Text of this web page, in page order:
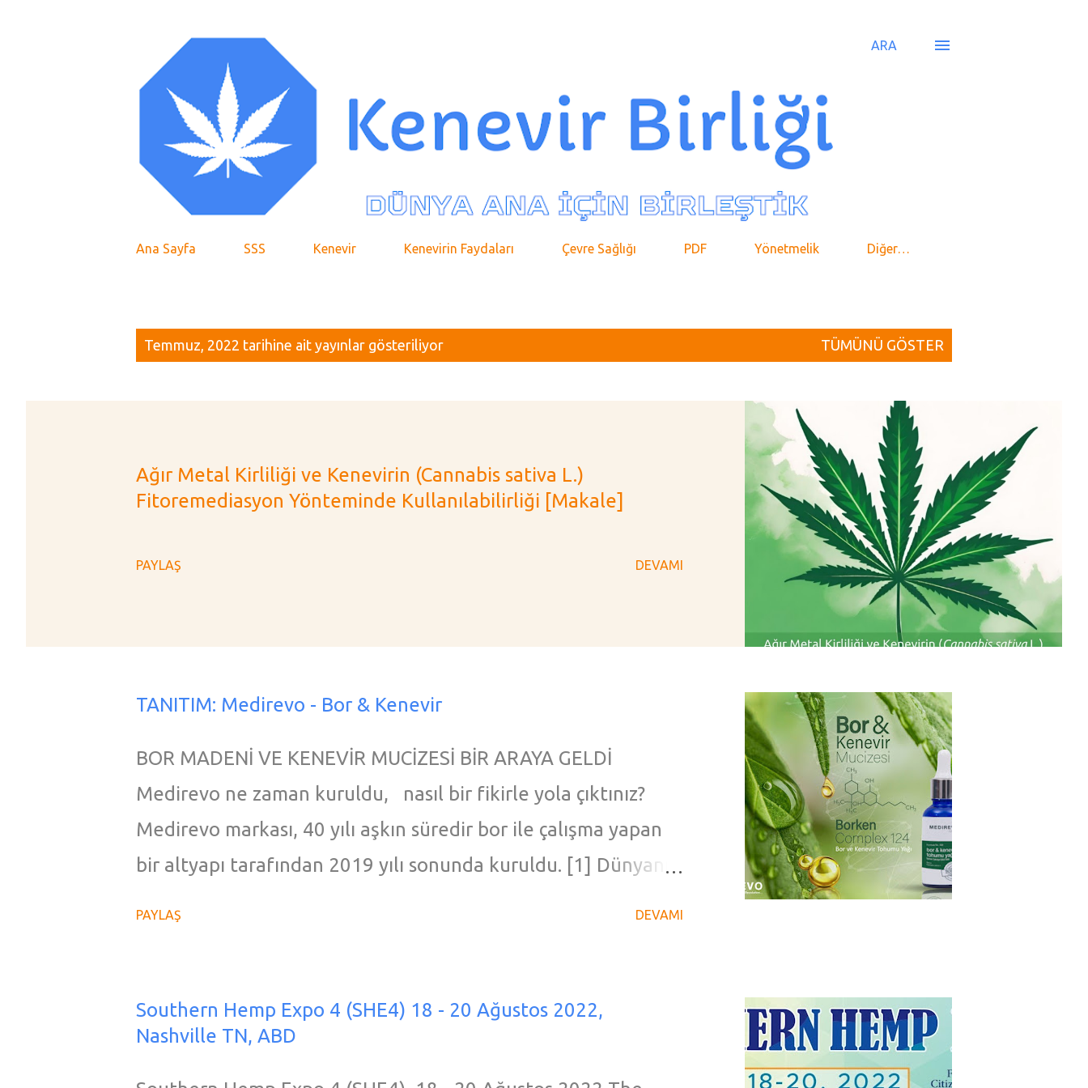
ARA
Ana Sayfa SSS Kenevir Kenevirin Faydaları Çevre Sağlığı PDF Yönetmelik Diğer…
Temmuz, 2022 tarihine ait yayınlar gösteriliyor TÜMÜNÜ GÖSTER
Ağır Metal Kirliliği ve Kenevirin (Cannabis sativa L.)
Fitoremediasyon Yönteminde Kullanılabilirliği [Makale]
PAYLAŞ DEVAMI
TANITIM: Medirevo - Bor & Kenevir
BOR MADENİ VE KENEVİR MUCİZESİ BİR ARAYA GELDİ
Medirevo ne zaman kuruldu, nasıl bir fikirle yola çıktınız?
Medirevo markası, 40 yılı aşkın süredir bor ile çalışma yapan
bir altyapı tarafından 2019 yılı sonunda kuruldu. [1] Dünyanın
ve tek" bor madeni ile kenevir tohumu yağını bir araya
getiren marka olma özelliği taşıyor. Medirevo, aynı zamanda
dünyada ilk defa patentli BORKEN Complex 124 ile her ürüne
PAYLAŞ DEVAMI
Southern Hemp Expo 4 (SHE4) 18 - 20 Ağustos 2022,
Nashville TN, ABD